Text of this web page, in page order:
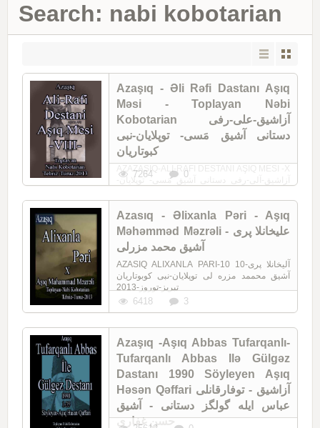
Search: nabi kobotarian
Azaşıq - Əli Rəfi Dastanı Aşıq
Məsi - Toplayan Nəbi
Kobotarian آزاشیق-علی-رفی
دستانی آشیق مَسی- توپلایان-نبی
کبوتاریان
AZAZAŞIQ-ALI-RAFI DESTANI AŞIQ MESI -X
آزاشیق-آلی-رفی دستانی آشیق مَسی- توپلایان-
7264 0
Azasıq - Əlixanla Pəri - Aşıq
Məhəmməd Məzrəli علیخانلا پری -
آشیق محمد مزرلی
AZASIQ ALIXANLA PARI-10 آلیخانلا پری-10
آشیق محممد مزره ‌لی توپلایان-نبی کوبوتاریان
تبریز-توروز-2013
6418 3
Azaşıq -Aşıq Abbas Tufarqanlı-
Tufarqanlı Abbas Ilə Gülgəz
Dastanı 1990 Söyleyen Aşıq
Həsən Qəffari آزاشیق - توفارقانلی
عباس ایله گولگز دستانی - آشیق
حسن غفاری